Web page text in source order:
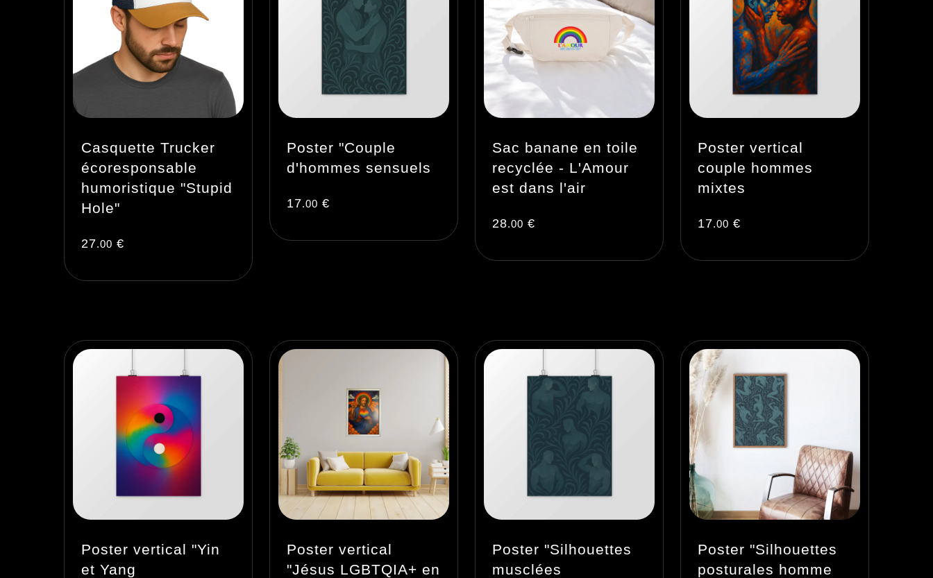
Casquette Trucker
écoresponsable
humoristique "Stupid
Hole"
27.00 €
Poster "Couple
d'hommes sensuels
17.00 €
Sac banane en toile
recyclée - L'Amour
est dans l'air
28.00 €
Poster vertical
couple hommes
mixtes
17.00 €
Poster vertical "Yin
et Yang
Poster vertical
"Jésus LGBTQIA+ en
Poster "Silhouettes
musclées
Poster "Silhouettes
posturales homme